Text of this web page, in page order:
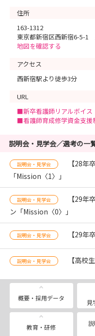
住所
163-1312
東京都新宿区西新宿6-5-1
地図を確認する
アクセス
西新宿駅より徒歩3分
URL
■新卒看護師リアルボイス
■看護師育成修学資金支援
説明会・見学会／選考の一
説明会・見学会
【28年
「Mission〈1〉」
説明会・見学会
【29年
ン「Mission〈0〉」
説明会・見学会 【29年
説明会・見学会 【高校
概要・採用データ
見
教育・研修